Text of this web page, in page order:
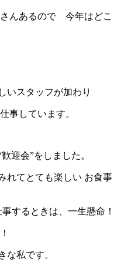
んあるので 今年はどこ
いスタッフが加わり
事しています。
迎会”をしました。
れてとても楽しい お食事
するときは、一生懸命！
な私です。